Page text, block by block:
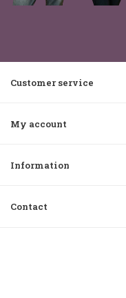
Customer service
My account
Information
Contact